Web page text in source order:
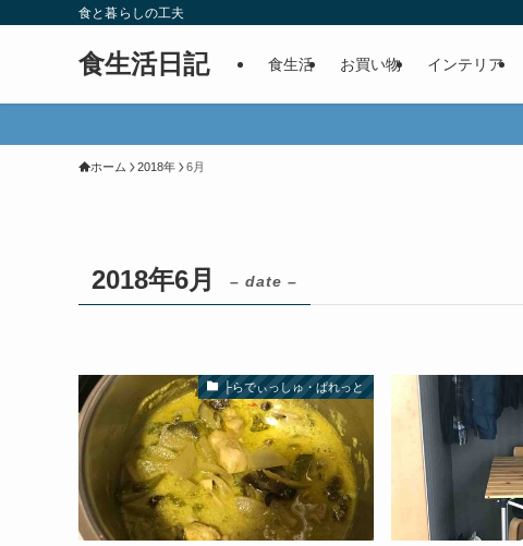
食と暮らしの工夫
食生活日記 食生活 お買い物 インテリア
ホーム 2018年 6月
2018年6月 – date –
├らでぃっしゅ・ぱれっと